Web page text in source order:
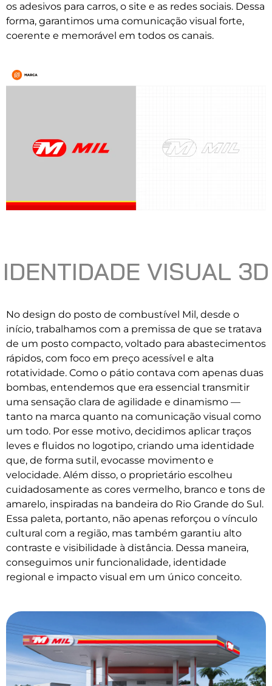
os adesivos para carros, o site e as redes sociais. Dessa
forma, garantimos uma comunicação visual forte,
coerente e memorável em todos os canais.
IDENTIDADE VISUAL 3D
No design do posto de combustível Mil, desde o
início, trabalhamos com a premissa de que se tratava
de um posto compacto, voltado para abastecimentos
rápidos, com foco em preço acessível e alta
rotatividade. Como o pátio contava com apenas duas
bombas, entendemos que era essencial transmitir
uma sensação clara de agilidade e dinamismo —
tanto na marca quanto na comunicação visual como
um todo. Por esse motivo, decidimos aplicar traços
leves e fluidos no logotipo, criando uma identidade
que, de forma sutil, evocasse movimento e
velocidade. Além disso, o proprietário escolheu
cuidadosamente as cores vermelho, branco e tons de
amarelo, inspiradas na bandeira do Rio Grande do Sul.
Essa paleta, portanto, não apenas reforçou o vínculo
cultural com a região, mas também garantiu alto
contraste e visibilidade à distância. Dessa maneira,
conseguimos unir funcionalidade, identidade
regional e impacto visual em um único conceito.